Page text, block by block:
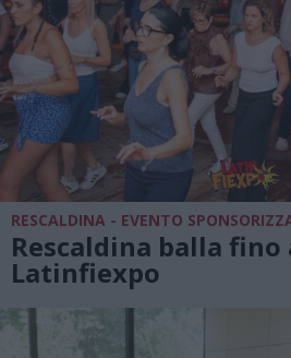
RESCALDINA - EVENTO
Rescaldina balla
Latinfiexpo